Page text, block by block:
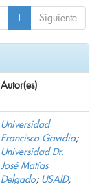
1 Siguiente
Autor(es)
Universidad
Francisco Gavidia;
Universidad Dr.
José Matías
Delgado; USAID;